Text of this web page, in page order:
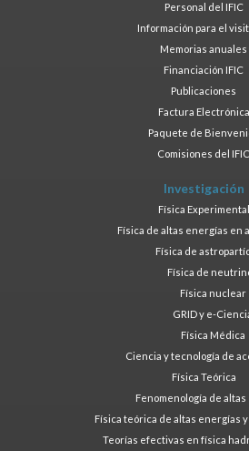
Personal del IFIC
Información para el
Memorias anuales
Financiación IFIC
Publicaciones
Factura Electrónica
Paquete de
Comisiones del IFIC
Investigación
Física Experimental
Física de altas energías en
Física de
Física de
Física nuclear
GRID y e-
Física Médica
Ciencia y tecnología de
Física Teórica
Fenomenología de
Física teórica de altas energías
Teorías efectivas en física